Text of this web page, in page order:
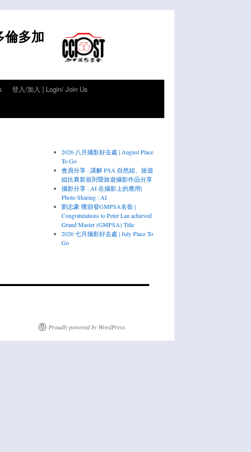
倫多加
登入/加入 | Login/ Join Us
2026 八月攝影好去處 | August Place
To Go
會員分享 : 講解 PSA 自然組、旅遊
組比賽新規則暨旅遊攝影作品分享
攝影分享 : AI 在攝影上的應用|
Photo Sharing : AI
劉志豪 獲頒發GMPSA名銜 |
Congratulations to Peter Lau achieved
Grand Master (GMPSA) Title
2026 七月攝影好去處 | July Place To
Go
Proudly powered by WordPress.